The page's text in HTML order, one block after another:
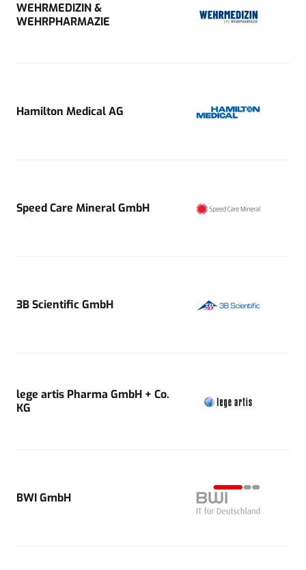
WEHRMEDIZIN &
WEHRPHARMAZIE
Hamilton Medical AG
Speed Care Mineral GmbH
3B Scientific GmbH
lege artis Pharma GmbH + Co.
KG
BWI GmbH